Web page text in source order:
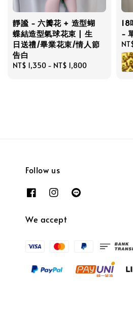
靜謐 - 六瓣花 + 造型蝴
蝶結造型氣球花束 | 生
日送禮/畢業花束/情人節
告白
Regular
NT$ 1,350 - NT$ 1,800
18
-
Follow us
We accept